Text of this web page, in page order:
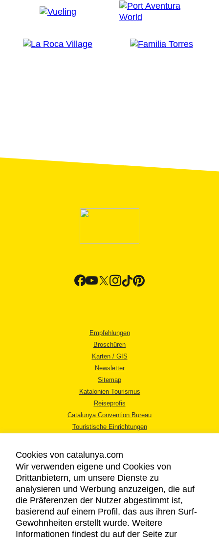
Empfehlungen
Broschüren
Karten / GIS
Newsletter
Sitemap
Katalonien Tourismus
Reiseprofis
Catalunya Convention Bureau
Touristische Einrichtungen
RECHTLICHER HINWEIS
DATENSCHUTZICHTLINIE
COOKIES
Cookies von catalunya.com
Wir verwenden eigene und Cookies von
Drittanbietern, um unsere Dienste zu
analysieren und Werbung anzuzeigen, die auf
die Präferenzen der Nutzer abgestimmt ist,
basierend auf einem Profil, das aus ihren Surf-
Gewohnheiten erstellt wurde. Weitere
Informationen findest du auf der Seite zur